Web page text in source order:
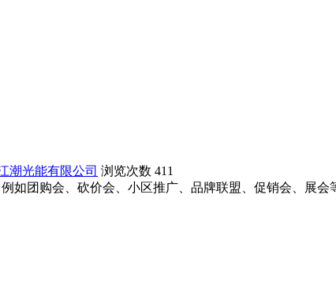
潮光能有限公司 浏览次数 411
如团购会、砍价会、小区推广、品牌联盟、促销会、展